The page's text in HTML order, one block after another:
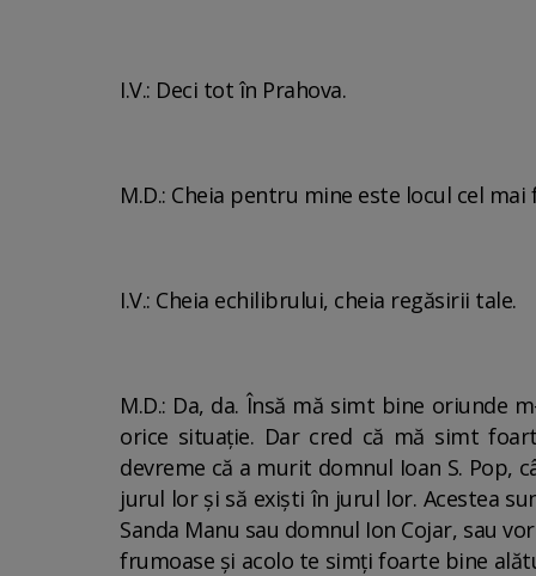
I.V.: Deci tot în Prahova.
M.D.: Cheia pentru mine este locul cel
I.V.: Cheia echilibrului, cheia regăsirii tale.
M.D.: Da, da. Însă mă simt bine oriunde
orice situație. Dar cred că mă simt
devreme că a murit domnul Ioan S. Pop,
jurul lor și să exiști în jurul lor. Acestea
Sanda Manu sau domnul Ion Cojar, sau
frumoase și acolo te simți foarte bine